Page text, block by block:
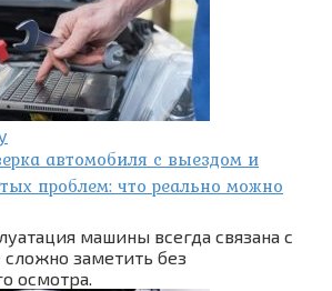
автомобиля с выездом и
проблем: что реально можно
машины всегда связана с
заметить без
осмотра.